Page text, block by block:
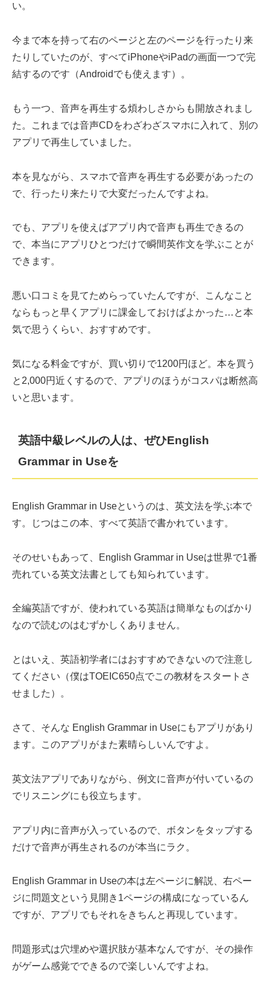
い。
今まで本を持って右のページと左のページを行ったり来
たりしていたのが、すべてiPhoneやiPadの画面一つで完
結するのです（Androidでも使えます）。
もう一つ、音声を再生する煩わしさからも開放されまし
た。これまでは音声CDをわざわざスマホに入れて、別の
アプリで再生していました。
本を見ながら、スマホで音声を再生する必要があったの
で、行ったり来たりで大変だったんですよね。
でも、アプリを使えばアプリ内で音声も再生できるの
で、本当にアプリひとつだけで瞬間英作文を学ぶことが
できます。
悪い口コミを見てためらっていたんですが、こんなこと
ならもっと早くアプリに課金しておけばよかった…と本
気で思うくらい、おすすめです。
気になる料金ですが、買い切りで1200円ほど。本を買う
と2,000円近くするので、アプリのほうがコスパは断然高
いと思います。
英語中級レベルの人は、ぜひEnglish
Grammar in Useを
English Grammar in Useというのは、英文法を学ぶ本で
す。じつはこの本、すべて英語で書かれています。
そのせいもあって、English Grammar in Useは世界で1番
売れている英文法書としても知られています。
全編英語ですが、使われている英語は簡単なものばかり
なので読むのはむずかしくありません。
とはいえ、英語初学者にはおすすめできないので注意し
てください（僕はTOEIC650点でこの教材をスタートさ
せました）。
さて、そんな English Grammar in Useにもアプリがあり
ます。このアプリがまた素晴らしいんですよ。
英文法アプリでありながら、例文に音声が付いているの
でリスニングにも役立ちます。
アプリ内に音声が入っているので、ボタンをタップする
だけで音声が再生されるのが本当にラク。
English Grammar in Useの本は左ページに解説、右ペー
ジに問題文という見開き1ページの構成になっているん
ですが、アプリでもそれをきちんと再現しています。
問題形式は穴埋めや選択肢が基本なんですが、その操作
がゲーム感覚でできるので楽しいんですよね。